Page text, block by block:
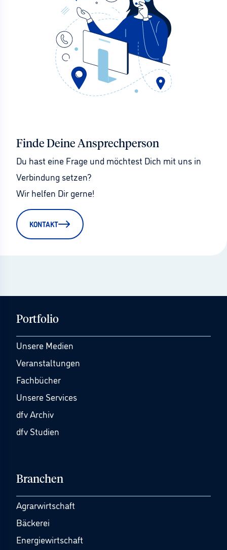
Finde Deine Ansprechperson
Du hast eine Frage und möchtest Dich mit uns in
Verbindung setzen?
Wir helfen Dir gerne!
KONTAKT
Portfolio
Unsere Medien
Veranstaltungen
Fachbücher
Unsere Services
dfv Archiv
dfv Studien
Branchen
Agrarwirtschaft
Bäckerei
Energiewirtschaft